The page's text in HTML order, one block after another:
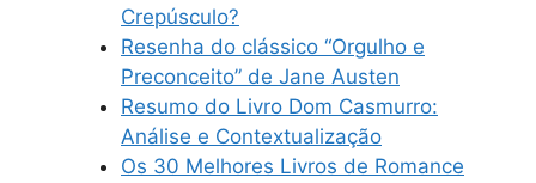
Crepúsculo?
Resenha do clássico “Orgulho e
Preconceito” de Jane Austen
Resumo do Livro Dom Casmurro:
Análise e Contextualização
Os 30 Melhores Livros de Romance